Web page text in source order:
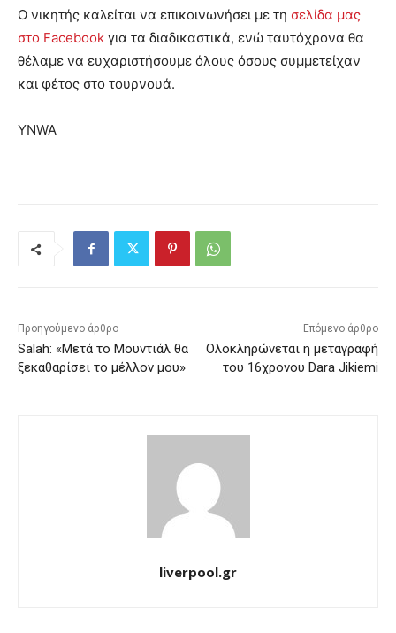
Ο νικητής καλείται να επικοινωνήσει με τη σελίδα μας
στο Facebook για τα διαδικαστικά, ενώ ταυτόχρονα θα
θέλαμε να ευχαριστήσουμε όλους όσους συμμετείχαν
και φέτος στο τουρνουά.
YNWA
Προηγούμενο άρθρο
Salah: «Μετά το Μουντιάλ θα
ξεκαθαρίσει το μέλλον μου»
Επόμενο άρθρο
Ολοκληρώνεται η μεταγραφή
του 16χρονου Dara Jikiemi
liverpool.gr